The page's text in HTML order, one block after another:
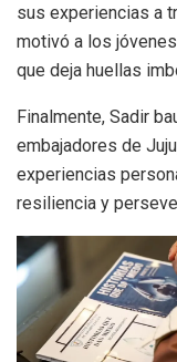
sus experiencias a
motivó a los
que deja huellas
Finalmente, Sadir
embajadores de
experiencias
resiliencia y